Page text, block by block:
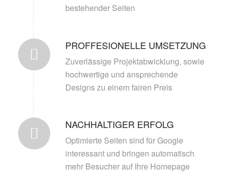
bestehender Seiten
PROFFESIONELLE UMSETZUNG
Zuverlässige Projektabwicklung, sowie
hochwertige und ansprechende
Designs zu einem fairen Preis
NACHHALTIGER ERFOLG
Optimierte Seiten sind für Google
interessant und bringen automatisch
mehr Besucher auf Ihre Homepage